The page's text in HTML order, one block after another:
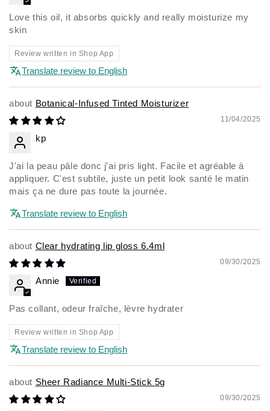
Love this oil, it absorbs quickly and really moisturize my
skin
Review written in Shop App
Translate review to English
Botanical-Infused Tinted Moisturizer
11/04/2025
kp
J'ai la peau pâle donc j'ai pris light. Facile et agréable à
appliquer. C'est subtile, juste un petit look santé le matin
mais ça ne dure pas toute la journée.
Translate review to English
Clear hydrating lip gloss 6.4ml
09/30/2025
Annie
Pas collant, odeur fraîche, lèvre hydrater
Review written in Shop App
Translate review to English
Sheer Radiance Multi-Stick 5g
09/30/2025